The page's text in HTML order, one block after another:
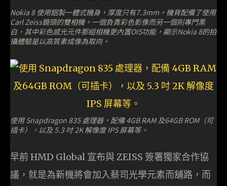
Nokia 8 使用鋁製一體式機身，厚度只有7.3mm。機背配備了使用
Carl Zeiss鏡頭的雙相機，一個負責彩色影像而另一個則專門黑
白，其中彩色感光元件那組相機更內置OIS功能，顯示Nokia 8的拍
攝體驗是以高質素成像為取向。
使用 Snapdragon 835 處理器，配備 4GB RAM 及64GB ROM（可
插卡），以及 5.3 吋 2K 解像度 IPS 屏幕等。
早前 HMD Global 宣布與 ZEISS 簽署獨家合作協
議，就是為新機將會加入蔡司光學元素而舖路，而